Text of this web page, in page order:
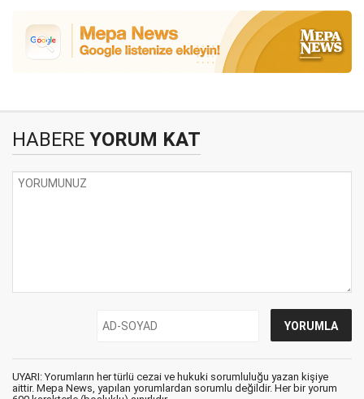
HABERE YORUM KAT
UYARI: Yorumların her türlü cezai ve hukuki sorumluluğu yazan kişiye
aittir. Mepa News, yapılan yorumlardan sorumlu değildir. Her bir yorum